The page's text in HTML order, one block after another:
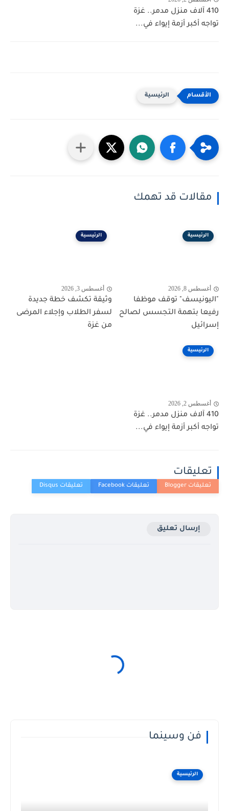
410 آلاف منزل مدمر.. غزة
تواجه أكبر أزمة إيواء في...
الرئيسية
مقالات قد تهمك
الرئيسية
أغسطس 8, 2026
"اليونيسف" توقف موظفا
رفيعا بتهمة التجسس لصالح
إسرائيل
الرئيسية
أغسطس 3, 2026
وثيقة تكشف خطة جديدة
لسفر الطلاب وإجلاء المرضى
من غزة
الرئيسية
أغسطس 2, 2026
410 آلاف منزل مدمر.. غزة
تواجه أكبر أزمة إيواء في...
تعليقات
إرسال تعليق
فن وسينما
الرئيسية